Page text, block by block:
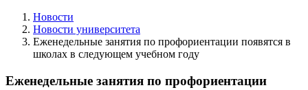
Новости
Новости университета
Еженедельные занятия по профориентации появятся в
школах в следующем учебном году
Еженедельные занятия по профориентации